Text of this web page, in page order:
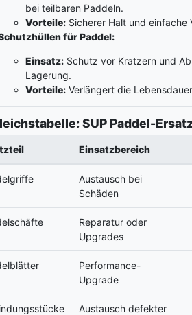
bei teilbaren Paddeln.
Vorteile: Sicherer Halt und einfache
für Paddel:
Einsatz: Schutz vor Kratzern und
Lagerung.
Vorteile: Verlängert die
SUP Paddel-
Einsatzbereich
Austausch bei
Schäden
Reparatur oder
Upgrades
Performance-
Upgrade
Austausch defekter